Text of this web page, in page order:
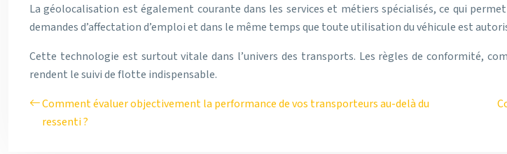
La géolocalisation est également courante dans les services et métiers spécialisés, ce qui
demandes d’affectation d’emploi et dans le même temps que toute utilisation du véhicule est
Cette technologie est surtout vitale dans l’univers des transports. Les règles de conformité,
rendent le suivi de flotte indispensable.
Comment évaluer objectivement la performance de vos transporteurs au-delà du
ressenti ?